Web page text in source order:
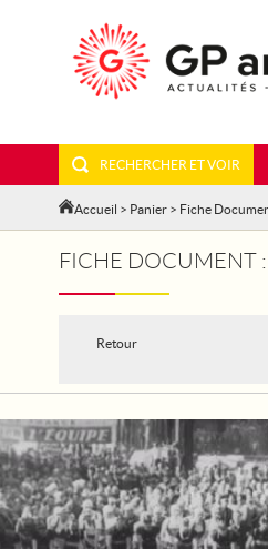
RECHERCHER ET VOIR
Accueil > Panier > Fiche
FICHE DOCUMENT :
Retour